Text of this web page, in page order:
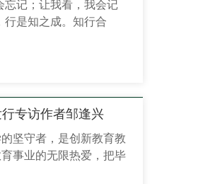
忘记；让我看，我会记
行是知之成。知行合
教授及其团队写下了
专访作者邹逢兴
坚守者，是创新教育教
事业的无限热爱，把毕
。正如《名师颂》中所